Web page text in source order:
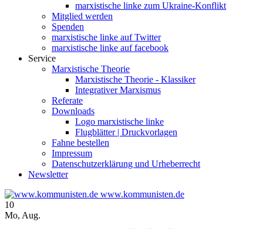
marxistische linke zum Ukraine-Konflikt
Mitglied werden
Spenden
marxistische linke auf Twitter
marxistische linke auf facebook
Service
Marxistische Theorie
Marxistische Theorie - Klassiker
Integrativer Marxismus
Referate
Downloads
Logo marxistische linke
Flugblätter | Druckvorlagen
Fahne bestellen
Impressum
Datenschutzerklärung und Urheberrecht
Newsletter
www.kommunisten.de
10
Mo, Aug.